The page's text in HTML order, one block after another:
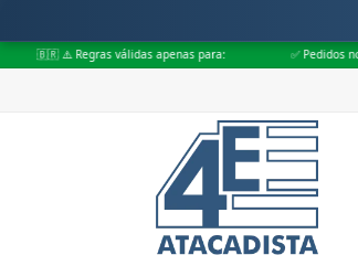
válidas apenas para: ✅ Pedidos no interior de Goiás